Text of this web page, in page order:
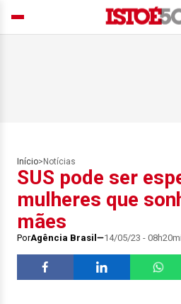
Início> Notícias
SUS pode ser
mulheres que
mães
PorAgência Brasil 14/05/23 -